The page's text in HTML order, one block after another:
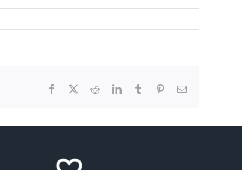
Facebook RedditLinkedInTumblr PinterestEmail